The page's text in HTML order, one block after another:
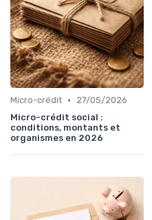
Micro-crédit •
27/05/2026
Micro-crédit social :
conditions, montants et
organismes en 2026